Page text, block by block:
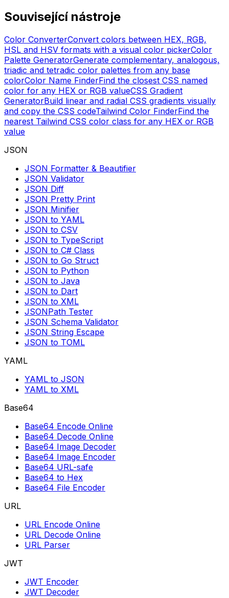
Související nástroje
Color ConverterConvert colors between HEX, RGB,
HSL and HSV formats with a visual color pickerColor
Palette GeneratorGenerate complementary, analogous,
triadic and tetradic color palettes from any base
colorColor Name FinderFind the closest CSS named
color for any HEX or RGB valueCSS Gradient
GeneratorBuild linear and radial CSS gradients visually
and copy the CSS codeTailwind Color FinderFind the
nearest Tailwind CSS color class for any HEX or RGB
value
JSON
JSON Formatter & Beautifier
JSON Validator
JSON Diff
JSON Pretty Print
JSON Minifier
JSON to YAML
JSON to CSV
JSON to TypeScript
JSON to C# Class
JSON to Go Struct
JSON to Python
JSON to Java
JSON to Dart
JSON to XML
JSONPath Tester
JSON Schema Validator
JSON String Escape
JSON to TOML
YAML
YAML to JSON
YAML to XML
Base64
Base64 Encode Online
Base64 Decode Online
Base64 Image Decoder
Base64 Image Encoder
Base64 URL-safe
Base64 to Hex
Base64 File Encoder
URL
URL Encode Online
URL Decode Online
URL Parser
JWT
JWT Encoder
JWT Decoder